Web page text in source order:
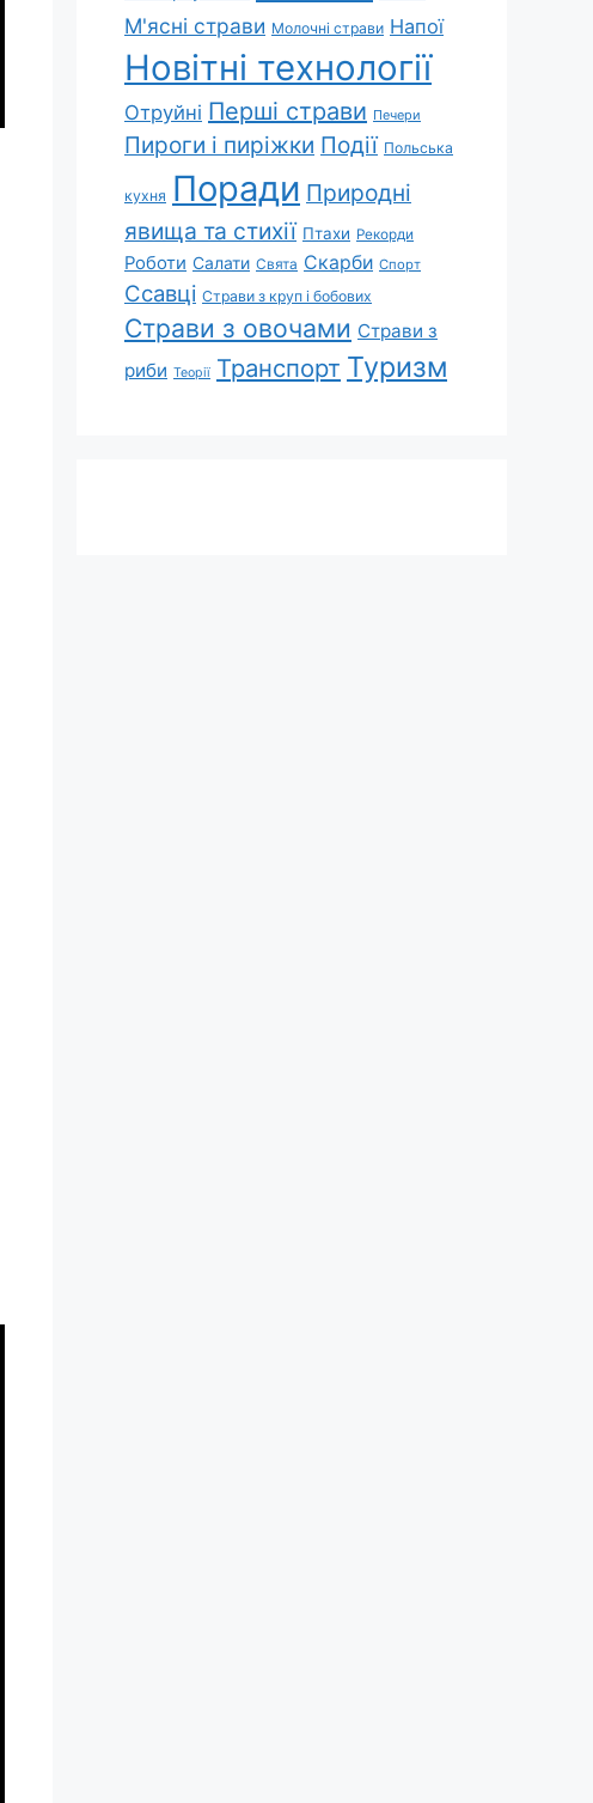
М'ясні страви Молочні страви Напої
Новітні технології
Отруйні Перші страви Печери
Пироги і пиріжки Події Польська
кухня Поради Природні
явища та стихії Птахи Рекорди
Роботи Салати Свята Скарби Спорт
Ссавці Страви з круп і бобових
Страви з овочами Страви з
риби Теорії Транспорт Туризм